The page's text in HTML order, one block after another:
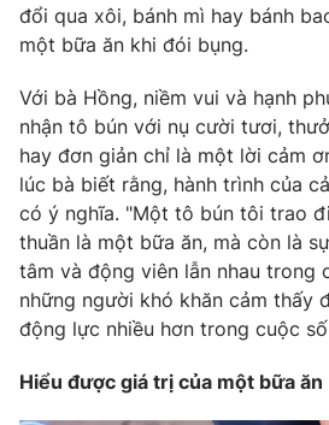
đổi qua xôi, bánh mì hay bánh
một bữa ăn khi đói bụng.
Với bà Hồng, niềm vui và hạnh
nhận tô bún với nụ cười tươi,
hay đơn giản chỉ là một lời cảm
lúc bà biết rằng, hành trình của
có ý nghĩa. "Một tô bún tôi trao
thuần là một bữa ăn, mà còn là
tâm và động viên lẫn nhau trong
những người khó khăn cảm thấy
động lực nhiều hơn trong cuộc
Hiểu được giá trị của một bữa ăn